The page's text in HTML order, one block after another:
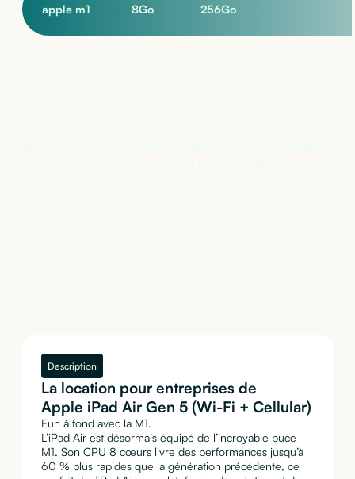
apple m1 8Go 256Go
Description
La location pour entreprises de
Apple iPad Air Gen 5 (Wi-Fi + Cellular)
Fun à fond avec la M1.
L’iPad Air est désormais équipé de l’incroyable puce
M1. Son CPU 8 cœurs livre des perfor­man­ces jusqu’à
60 % plus rapides que la génération précédente, ce